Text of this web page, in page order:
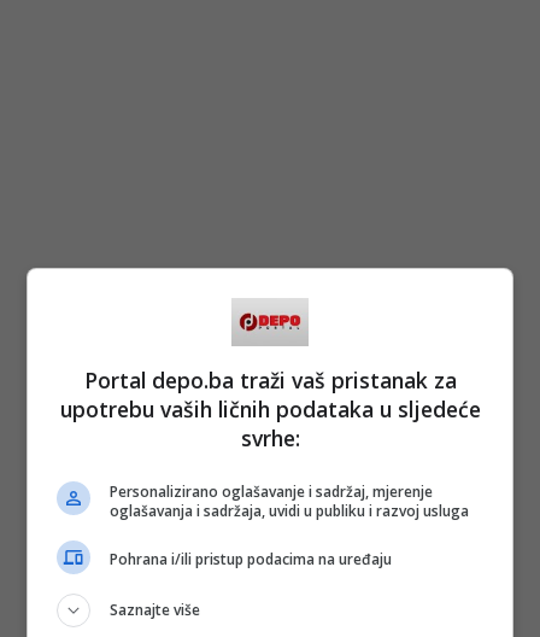
Portal depo.ba traži vaš pristanak za
upotrebu vaših ličnih podataka u sljedeće
svrhe:
Personalizirano oglašavanje i sadržaj, mjerenje
oglašavanja i sadržaja, uvidi u publiku i razvoj usluga
Pohrana i/ili pristup podacima na uređaju
Saznajte više